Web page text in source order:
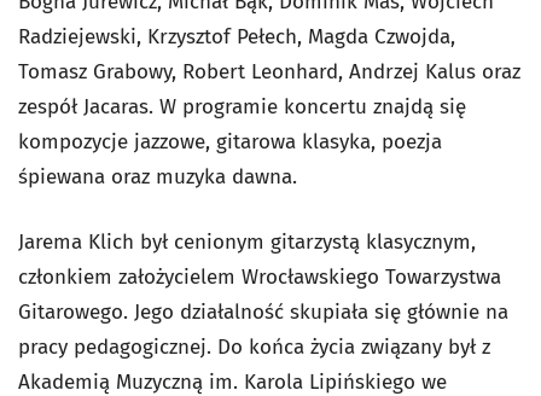
Radziejewski, Krzysztof Pełech, Magda Czwojda,
Tomasz Grabowy, Robert Leonhard, Andrzej Kalus oraz
zespół Jacaras. W programie koncertu znajdą się
kompozycje jazzowe, gitarowa klasyka, poezja
śpiewana oraz muzyka dawna.
Jarema Klich był cenionym gitarzystą klasycznym,
członkiem założycielem Wrocławskiego Towarzystwa
Gitarowego. Jego działalność skupiała się głównie na
pracy pedagogicznej. Do końca życia związany był z
Akademią Muzyczną im. Karola Lipińskiego we